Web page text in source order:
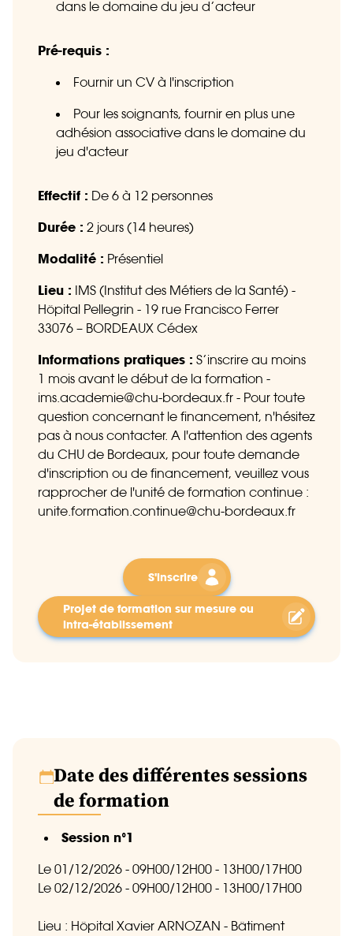
dans le domaine du jeu d’acteur
Pré-requis :
Fournir un CV à l'inscription
Pour les soignants, fournir en plus une
adhésion associative dans le domaine du
jeu d'acteur
Effectif : De 6 à 12 personnes
Durée : 2 jours (14 heures)
Modalité : Présentiel
Lieu : IMS (Institut des Métiers de la Santé) -
Hôpital Pellegrin - 19 rue Francisco Ferrer
33076 – BORDEAUX Cédex
Informations pratiques : S’inscrire au moins
1 mois avant le début de la formation -
ims.academie@chu-bordeaux.fr - Pour toute
question concernant le financement, n'hésitez
pas à nous contacter. A l'attention des agents
du CHU de Bordeaux, pour toute demande
d'inscription ou de financement, veuillez vous
rapprocher de l'unité de formation continue :
unite.formation.continue@chu-bordeaux.fr
S'inscrire
Projet de formation sur mesure ou
intra-établissement
Date des différentes sessions
de formation
Session n°1
Le 01/12/2026 - 09H00/12H00 - 13H00/17H00
Le 02/12/2026 - 09H00/12H00 - 13H00/17H00
Lieu : Hôpital Xavier ARNOZAN - Bâtiment